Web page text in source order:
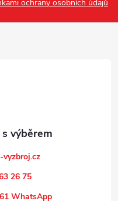
ochrany osobních údajů
vyzbroj.cz
26 75
WhatsApp